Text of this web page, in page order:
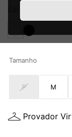
de cookies,
suas funções. A
nosso Aviso de
fornecer a você
loja virtual.
Cookies acesse
Tamanho
P M
Provador